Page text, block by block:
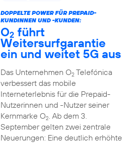
DOPPELTE POWER FÜR PREPAID-
KUNDINNEN UND -KUNDEN:
O2 führt
Weitersurfgarantie
ein und weitet 5G aus
Das Unternehmen O2Telefónica
verbessert das mobile
Interneterlebnis für die Prepaid-
Nutzerinnen und -Nutzer seiner
Kernmarke O2. Ab dem 3.
September gelten zwei zentrale
Neuerungen: Eine deutlich erhöhte